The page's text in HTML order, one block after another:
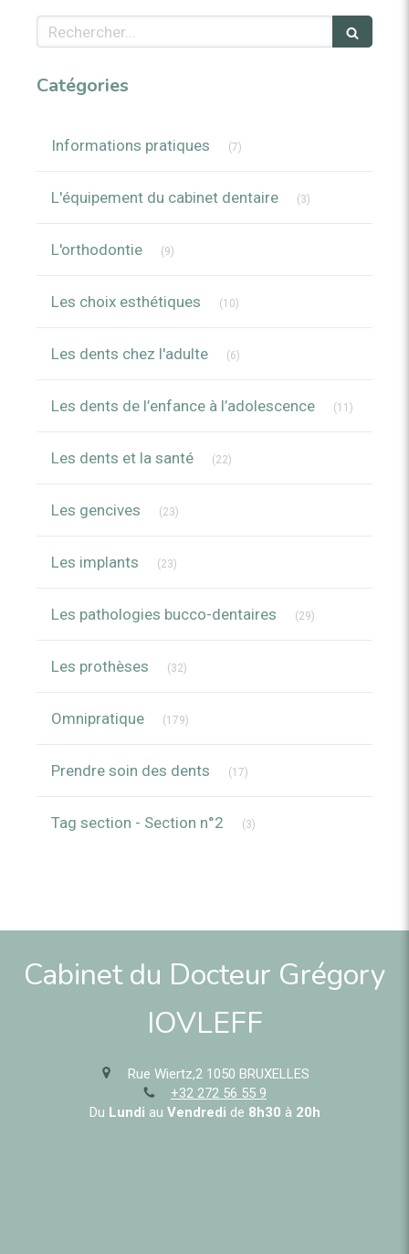
Rechercher
Catégories
Informations pratiques (7)
L'équipement du cabinet dentaire (3)
L'orthodontie (9)
Les choix esthétiques (10)
Les dents chez l'adulte (6)
Les dents de l’enfance à l’adolescence (11)
Les dents et la santé (22)
Les gencives (23)
Les implants (23)
Les pathologies bucco-dentaires (29)
Les prothèses (32)
Omnipratique (179)
Prendre soin des dents (17)
Tag section - Section n°2 (3)
Cabinet du Docteur Grégory
IOVLEFF
Rue Wiertz,2 1050 BRUXELLES
+32 272 56 55 9
Du Lundi au Vendredi de 8h30 à 20h